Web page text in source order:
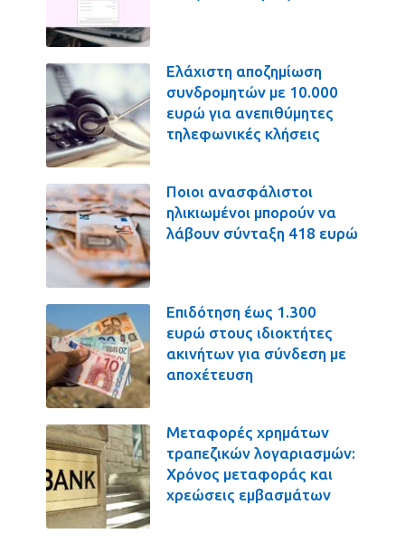
Ελάχιστη αποζημίωση
συνδρομητών με 10.000
ευρώ για ανεπιθύμητες
τηλεφωνικές κλήσεις
Ποιοι ανασφάλιστοι
ηλικιωμένοι μπορούν να
λάβουν σύνταξη 418 ευρώ
Επιδότηση έως 1.300
ευρώ στους ιδιοκτήτες
ακινήτων για σύνδεση με
αποχέτευση
Μεταφορές χρημάτων
τραπεζικών λογαριασμών:
Χρόνος μεταφοράς και
χρεώσεις εμβασμάτων